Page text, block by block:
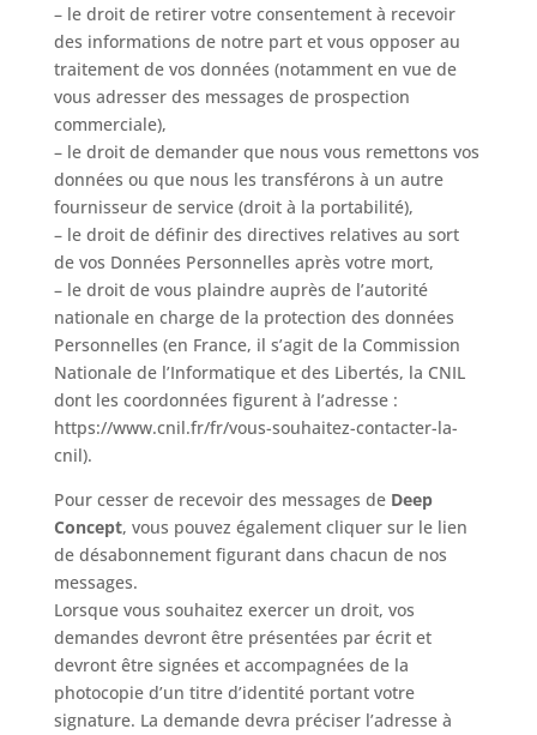
– le droit de retirer votre consentement à recevoir
des informations de notre part et vous opposer au
traitement de vos données (notamment en vue de
vous adresser des messages de prospection
commerciale),
– le droit de demander que nous vous remettons vos
données ou que nous les transférons à un autre
fournisseur de service (droit à la portabilité),
– le droit de définir des directives relatives au sort
de vos Données Personnelles après votre mort,
– le droit de vous plaindre auprès de l’autorité
nationale en charge de la protection des données
Personnelles (en France, il s’agit de la Commission
Nationale de l’Informatique et des Libertés, la CNIL
dont les coordonnées figurent à l’adresse :
https://www.cnil.fr/fr/vous-souhaitez-contacter-la-
cnil).
Pour cesser de recevoir des messages de Deep
Concept, vous pouvez également cliquer sur le lien
de désabonnement figurant dans chacun de nos
messages.
Lorsque vous souhaitez exercer un droit, vos
demandes devront être présentées par écrit et
devront être signées et accompagnées de la
photocopie d’un titre d’identité portant votre
signature. La demande devra préciser l’adresse à